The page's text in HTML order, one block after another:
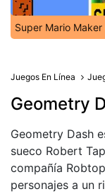
Super Mario Maker
Juegos En Línea
Geometry
Geometry Dash
sueco Robert
compañía
personajes a un